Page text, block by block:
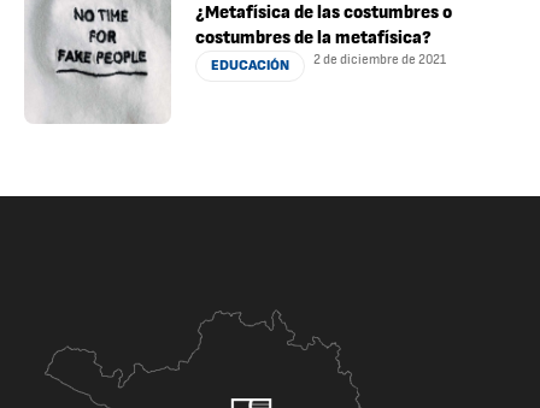
¿Metafísica de las costumbres o
costumbres de la metafísica?
EDUCACIÓN 2 de diciembre de 2021